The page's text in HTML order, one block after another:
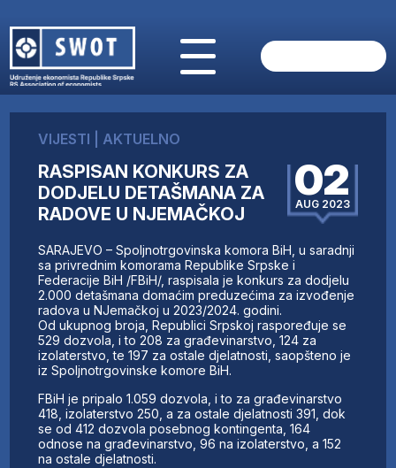
O NAMA
AKTUELNO
ANALIZE
KOMPANIJE
FINANSIJE
IZ STRANIH MEDIJA
AKTIVNOSTI
SWOT INTERVJU
UČLANI SE
KONTAKT
VIJESTI AKTUELNO
RASPISAN KONKURS ZA
DODJELU DETAŠMANA ZA
RADOVE U NJEMAČKOJ
02
AUG 2023
SARAJEVO – Spoljnotrgovinska komora BiH, u saradnji
sa privrednim komorama Republike Srpske i
Federacije BiH /FBiH/, raspisala je konkurs za dodjelu
2.000 detašmana domaćim preduzećima za izvođenje
radova u NJemačkoj u 2023/2024. godini.
Od ukupnog broja, Republici Srpskoj raspoređuje se
529 dozvola, i to 208 za građevinarstvo, 124 za
izolaterstvo, te 197 za ostale djelatnosti, saopšteno je
iz Spoljnotrgovinske komore BiH.
FBiH je pripalo 1.059 dozvola, i to za građevinarstvo
418, izolaterstvo 250, a za ostale djelatnosti 391, dok
se od 412 dozvola posebnog kontingenta, 164
odnose na građevinarstvo, 96 na izolaterstvo, a 152
na ostale djelatnosti.